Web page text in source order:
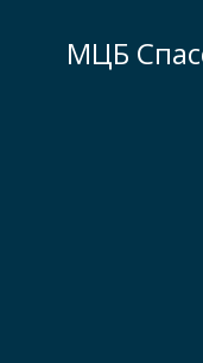
содержимому
МЦБ